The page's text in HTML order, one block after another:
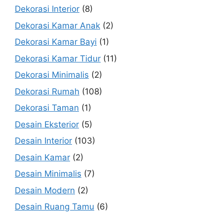
Dekorasi Interior (8)
Dekorasi Kamar Anak (2)
Dekorasi Kamar Bayi (1)
Dekorasi Kamar Tidur (11)
Dekorasi Minimalis (2)
Dekorasi Rumah (108)
Dekorasi Taman (1)
Desain Eksterior (5)
Desain Interior (103)
Desain Kamar (2)
Desain Minimalis (7)
Desain Modern (2)
Desain Ruang Tamu (6)